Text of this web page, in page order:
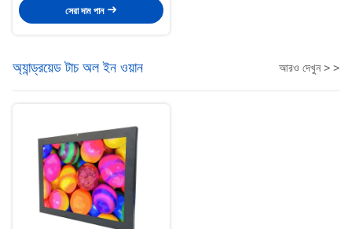
সেরা দাম পান
অ্যান্ড্রয়েড টাচ অল ইন ওয়ান আরও দেখুন > >